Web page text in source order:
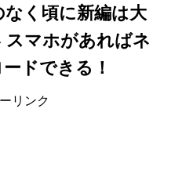
く頃に新編は大
スマホがあればネ
ドできる！
リンク